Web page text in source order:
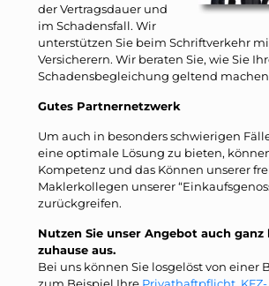
der Vertragsdauer und
im Schadensfall. Wir
unterstützen Sie beim Schriftverkehr
Versicherern. Wir beraten Sie, wie Sie
Schadensbegleichung geltend
Gutes Partnernetzwerk
Um auch in besonders schwierigen
eine optimale Lösung zu bieten,
Kompetenz und das Können unserer
Maklerkollegen unserer
zurückgreifen.
Nutzen Sie unser Angebot auch ganz
zuhause aus.
Bei uns können Sie losgelöst von einer
zum Beispiel Ihre Privathaftpflicht KFZ-